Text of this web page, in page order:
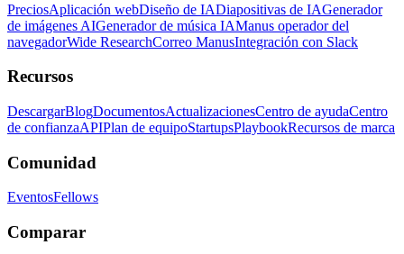
PreciosAplicación webDiseño de IADiapositivas de IAGenerador
de imágenes AIGenerador de música IAManus operador del
navegadorWide ResearchCorreo ManusIntegración con Slack
Recursos
DescargarBlogDocumentosActualizacionesCentro de ayudaCentro
de confianzaAPIPlan de equipoStartupsPlaybookRecursos de marca
Comunidad
EventosFellows
Comparar